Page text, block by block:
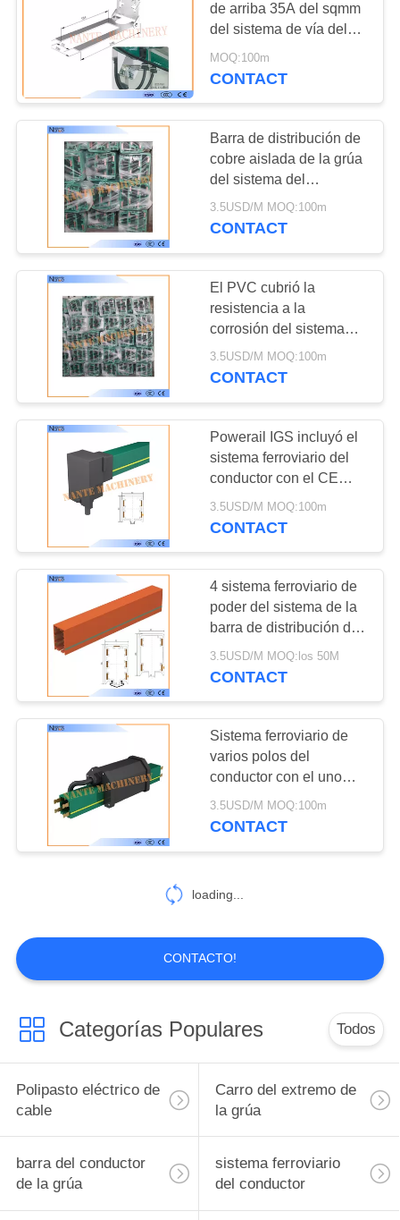
MAPA
PRIVACY
POLICY
de arriba 35A del sqmm
del sistema de vía del
tren de la clase B1 8
MOQ:100m
CONTACT
Barra de distribución de
cobre aislada de la grúa
del sistema del
conductor de la grúa de
arriba
3.5USD/M MOQ:100m
CONTACT
El PVC cubrió la
resistencia a la
corrosión del sistema
ferroviario del conductor
para la herramienta
3.5USD/M MOQ:100m
CONTACT
Powerail IGS incluyó el
sistema ferroviario del
conductor con el CE
certificado
3.5USD/M MOQ:100m
CONTACT
4 sistema ferroviario de
poder del sistema de la
barra de distribución de
la grúa de arriba de
postes HFP 56 600v
3.5USD/M MOQ:los 50M
CONTACT
Sistema ferroviario de
varios polos del
conductor con el uno
mismo - extinción de
Shell NANTE HFP56
3.5USD/M MOQ:100m
CONTACT
loading...
CONTACTO!
Categorías Populares Todos
Polipasto eléctrico de
cable
Carro del extremo de
la grúa
barra del conductor
de la grúa
sistema ferroviario
del conductor